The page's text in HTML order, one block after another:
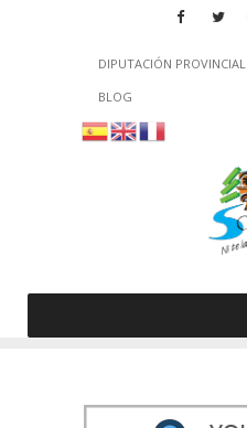
DIPUTACIÓN PROVINCIAL
BLOG